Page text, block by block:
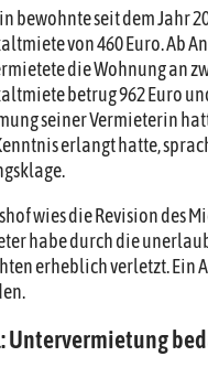
bewohnte seit dem Jahr
von 460 Euro. Ab
die Wohnung an
betrug 962 Euro
seiner Vermieterin
erlangt hatte,
wies die Revision des
habe durch die
erheblich verletzt. Ein
Untervermietung